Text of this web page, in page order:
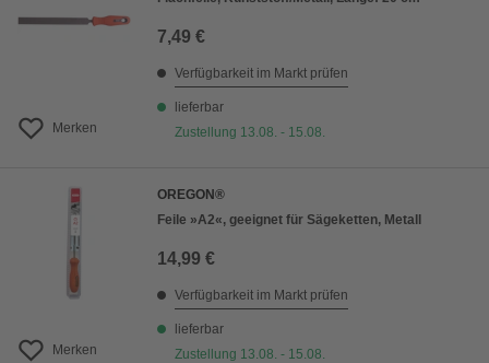
Merken
7,49 €
Verfügbarkeit im Markt prüfen
lieferbar
Zustellung 13.08. - 15.08.
Merken
OREGON®
Feile »A2«, geeignet für Sägeketten, Metall
14,99 €
Verfügbarkeit im Markt prüfen
lieferbar
Zustellung 13.08. - 15.08.